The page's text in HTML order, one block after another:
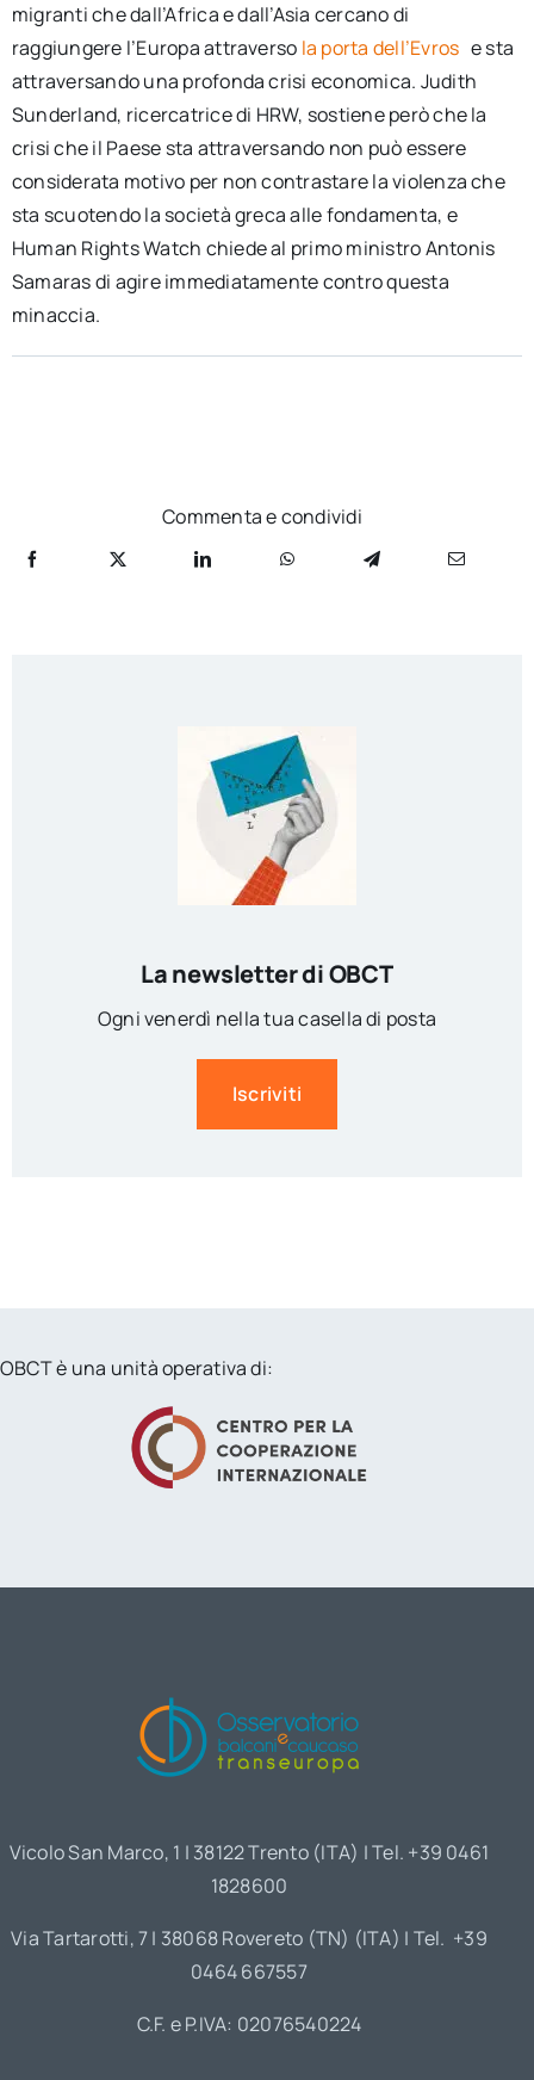
migranti che dall’Africa e dall’Asia cercano di
raggiungere l’Europa attraverso la porta dell’Evros e sta
attraversando una profonda crisi economica. Judith
Sunderland, ricercatrice di HRW, sostiene però che la
crisi che il Paese sta attraversando non può essere
considerata motivo per non contrastare la violenza che
sta scuotendo la società greca alle fondamenta, e
Human Rights Watch chiede al primo ministro Antonis
Samaras di agire immediatamente contro questa
minaccia.
Commenta e condividi
La newsletter di OBCT
Ogni venerdì nella tua casella di posta
Iscriviti
OBCT è una unità operativa di:
Vicolo San Marco, 1 | 38122 Trento (ITA) | Tel. +39 0461
1828600
Via Tartarotti, 7 | 38068 Rovereto (TN) (ITA) | Tel. +39
0464 667557
C.F. e P.IVA: 02076540224